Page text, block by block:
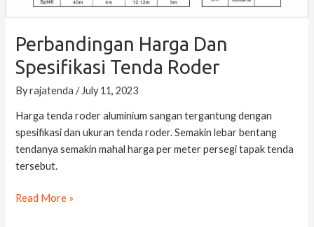
Perbandingan Harga Dan
Spesifikasi Tenda Roder
Byrajatenda/ July 11, 2023
Harga tenda roder aluminium sangan tergantung dengan
spesifikasi dan ukuran tenda roder. Semakin lebar bentang
tendanya semakin mahal harga per meter persegi tapak tenda
tersebut.
Read More »